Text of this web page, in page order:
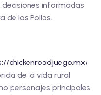
informadas
de los Pollos.
chickenroadjuego.mx/
de la vida rural
personajes principales.